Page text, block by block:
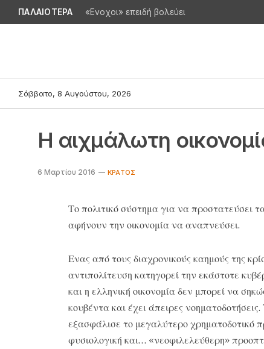
ΠΑΛΑΙΟΤΕΡΑ «Ενοχοι» επειδή βολεύει
Σάββατο, 8 Αυγούστου, 2026
Η αιχμάλωτη
6 Μαρτίου 2016 ΚΡΆΤΟΣ
Το πολιτικό σύστημα για να προστατεύσει
αφήνουν την οικονομία να αναπνεύσει.
Ε​​νας από τους διαχρονικούς καημούς της
αντιπολίτευση κατηγορεί την εκάστοτε
και η ελληνική οικονομία δεν μπορεί να
κουβέντα και έχει άπειρες
εξασφάλισε το μεγαλύτερο χρηματοδοτικό
φυσιολογική και… «νεοφιλελεύθερη»